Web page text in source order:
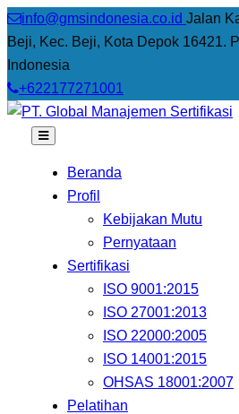
info@gmsindonesia.co.id Jalan
Beji, Kec. Beji, Kota Depok 16421.
Indonesia
+622177271001
Beranda
Profil
Kebijakan Mutu
Pernyataan
Sertifikasi
ISO 9001:2015
ISO 27001:2013
ISO 22000:2005
ISO 14001:2015
OHSAS 18001:2007
Pelatihan